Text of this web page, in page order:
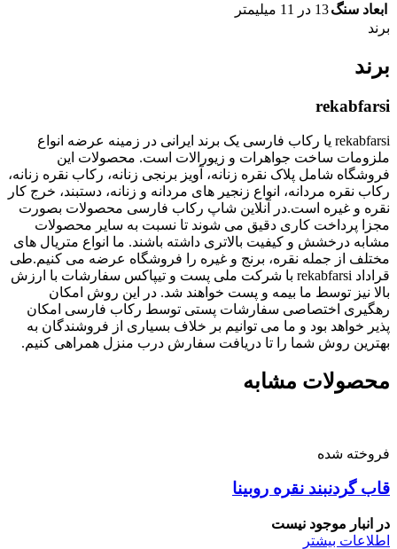
ابعاد سنگ13 در 11 میلیمتر
برند
برند
rekabfarsi
rekabfarsi یا رکاب فارسی یک برند ایرانی در زمینه عرضه انواع
ملزومات ساخت جواهرات و زیورالات است. محصولات این
فروشگاه شامل پلاک نقره زنانه، آویز برنجی زنانه، رکاب نقره زنانه،
رکاب نقره مردانه، انواع زنجیر های مردانه و زنانه، دستبند، خرج کار
نقره و غیره است.در آنلاین شاپ رکاب فارسی محصولات بصورت
مجزا پرداخت کاری دقیق می شوند تا نسبت به سایر محصولات
مشابه درخشش و کیفیت بالاتری داشته باشند. ما انواع متریال های
مختلف از جمله نقره، برنج و غیره را فروشگاه عرضه می کنیم.طی
قراداد rekabfarsi با شرکت ملی پست و تیپاکس سفارشات با ارزش
بالا نیز توسط ما بیمه و پست خواهند شد. در این روش امکان
رهگیری اختصاصی سفارشات پستی توسط رکاب فارسی امکان
پذیر خواهد بود و ما می توانیم بر خلاف بسیاری از فروشندگان به
بهترین روش شما را تا دریافت سفارش درب منزل همراهی کنیم.
محصولات مشابه
فروخته شده
قاب گردنبند نقره روبینا
در انبار موجود نیست
اطلاعات بیشتر